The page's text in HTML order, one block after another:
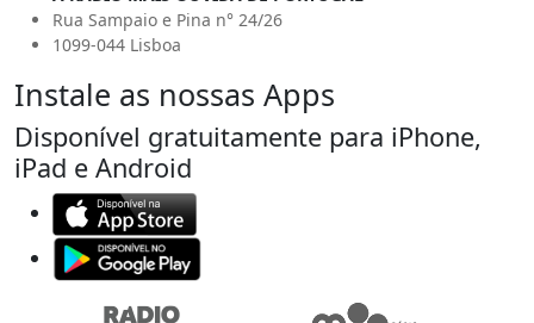
Rua Sampaio e Pina n° 24/26
1099-044 Lisboa
Instale as nossas Apps
Disponível gratuitamente para iPhone,
iPad e Android